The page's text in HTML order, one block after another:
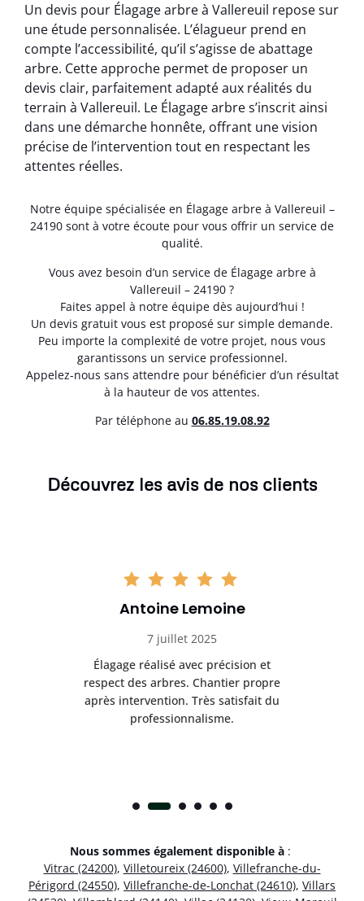
Un devis pour Élagage arbre à Vallereuil repose sur
une étude personnalisée. L’élagueur prend en
compte l’accessibilité, qu’il s’agisse de abattage
arbre. Cette approche permet de proposer un
devis clair, parfaitement adapté aux réalités du
terrain à Vallereuil. Le Élagage arbre s’inscrit ainsi
dans une démarche honnête, offrant une vision
précise de l’intervention tout en respectant les
attentes réelles.
Notre équipe spécialisée en Élagage arbre à Vallereuil –
24190 sont à votre écoute pour vous offrir un service de
qualité.
Vous avez besoin d’un service de Élagage arbre à
Vallereuil – 24190 ?
Faites appel à notre équipe dès aujourd’hui !
Un devis gratuit vous est proposé sur simple demande.
Peu importe la complexité de votre projet, nous vous
garantissons un service professionnel.
Appelez-nous sans attendre pour bénéficier d’un résultat
à la hauteur de vos attentes.
Par téléphone au 06.85.19.08.92
Découvrez les avis de nos clients
Antoine Lemoine
7 juillet 2025
Élagage réalisé avec précision et
respect des arbres. Chantier propre
après intervention. Très satisfait du
professionnalisme.
Nous sommes également disponible à :
Vitrac (24200), Villetoureix (24600), Villefranche-du-
Périgord (24550), Villefranche-de-Lonchat (24610), Villars